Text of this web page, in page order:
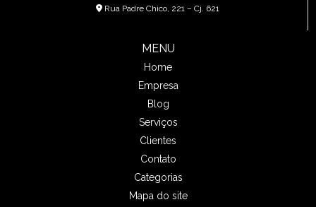
Rua Padre Chico, 221 – Cj. 621
MENU
Home
Empresa
Blog
Serviços
Clientes
Contato
Categorias
Mapa do site